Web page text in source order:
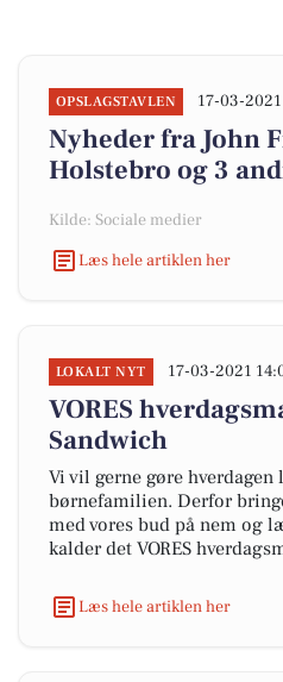
OPSLAGSTAVLEN 17-03-
Nyheder fra John
Holstebro og 3
Kilde: Sociale medier
Læs hele artiklen her
LOKALT NYT 17-03-2021
VORES
Sandwich
Vi vil gerne gøre
børnefamilien. Derfor
med vores bud på nem og
kalder det VORES
Læs hele artiklen her